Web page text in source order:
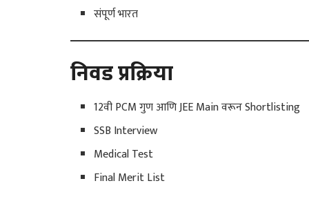
संपूर्ण भारत
निवड प्रक्रिया
12वी PCM गुण आणि JEE Main वरून Shortlisting
SSB Interview
Medical Test
Final Merit List